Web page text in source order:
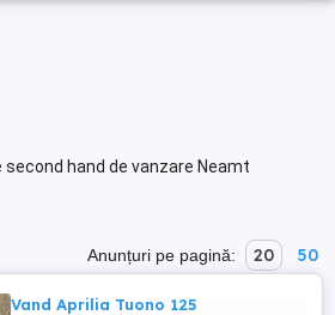
hand de vanzare Neamt
Anunțuri pe pagină: 20 50
Vand Aprilia Tuono 125